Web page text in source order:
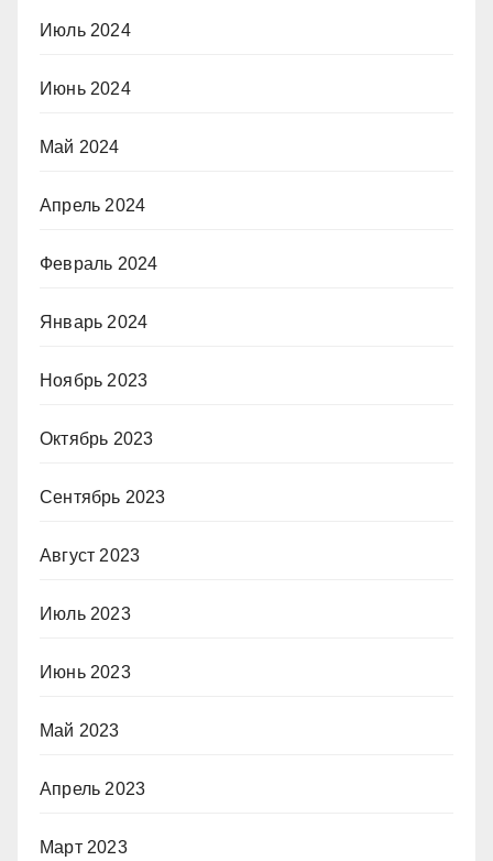
Июль 2024
Июнь 2024
Май 2024
Апрель 2024
Февраль 2024
Январь 2024
Ноябрь 2023
Октябрь 2023
Сентябрь 2023
Август 2023
Июль 2023
Июнь 2023
Май 2023
Апрель 2023
Март 2023